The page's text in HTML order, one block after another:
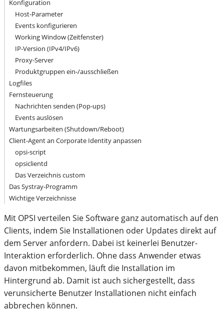
Konfiguration
Host-Parameter
Events konfigurieren
Working Window (Zeitfenster)
IP-Version (IPv4/IPv6)
Proxy-Server
Produktgruppen ein-/ausschließen
Logfiles
Fernsteuerung
Nachrichten senden (Pop-ups)
Events auslösen
Wartungsarbeiten (Shutdown/Reboot)
Client-Agent an Corporate Identity anpassen
opsi-script
opsiclientd
Das Verzeichnis custom
Das Systray-Programm
Wichtige Verzeichnisse
Mit OPSI verteilen Sie Software ganz automatisch auf den
Clients, indem Sie Installationen oder Updates direkt auf
dem Server anfordern. Dabei ist keinerlei Benutzer-
Interaktion erforderlich. Ohne dass Anwender etwas
davon mitbekommen, läuft die Installation im
Hintergrund ab. Damit ist auch sichergestellt, dass
verunsicherte Benutzer Installationen nicht einfach
abbrechen können.